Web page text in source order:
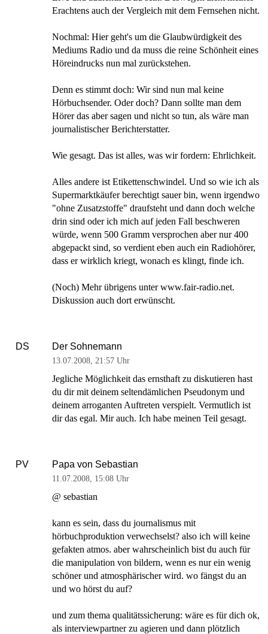
Erachtens auch der Vergleich mit dem Fernsehen nicht.
Nochmal: Hier geht's um die Glaubwürdigkeit des
Mediums Radio und da muss die reine Schönheit eines
Höreindrucks nun mal zurückstehen.
Denn es stimmt doch: Wir sind nun mal keine
Hörbuchsender. Oder doch? Dann sollte man dem
Hörer das aber sagen und nicht so tun, als wäre man
journalistischer Berichterstatter.
Wie gesagt. Das ist alles, was wir fordern: Ehrlichkeit.
Alles andere ist Etikettenschwindel. Und so wie ich als
Supermarktkäufer berechtigt sauer bin, wenn irgendwo
"ohne Zusatzstoffe" draufsteht und dann doch welche
drin sind oder ich mich auf jeden Fall beschweren
würde, wenn 500 Gramm versprochen aber nur 400
abgepackt sind, so verdient eben auch ein Radiohörer,
dass er wirklich kriegt, wonach es klingt, finde ich.
(Noch) Mehr übrigens unter www.fair-radio.net.
Diskussion auch dort erwünscht.
DS Der Sohnemann
13.07.2008, 21:57 Uhr
Jegliche Möglichkeit das ernsthaft zu diskutieren hast
du dir mit deinem seltendämlichen Pseudonym und
deinem arroganten Auftreten verspielt. Vermutlich ist
dir das egal. Mir auch. Ich habe meinen Teil gesagt.
PV Papa von Sebastian
11.07.2008, 15:08 Uhr
@ sebastian
kann es sein, dass du journalismus mit
hörbuchproduktion verwechselst? also ich will keine
gefakten atmos. aber wahrscheinlich bist du auch für
die manipulation von bildern, wenn es nur ein wenig
schöner und atmosphärischer wird. wo fängst du an
und wo hörst du auf?
und zum thema qualitätssicherung: wäre es für dich ok,
als interviewpartner zu agieren und dann plötzlich